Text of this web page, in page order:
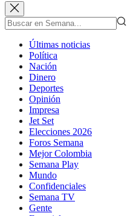
Últimas noticias
Política
Nación
Dinero
Deportes
Opinión
Impresa
Jet Set
Elecciones 2026
Foros Semana
Mejor Colombia
Semana Play
Mundo
Confidenciales
Semana TV
Gente